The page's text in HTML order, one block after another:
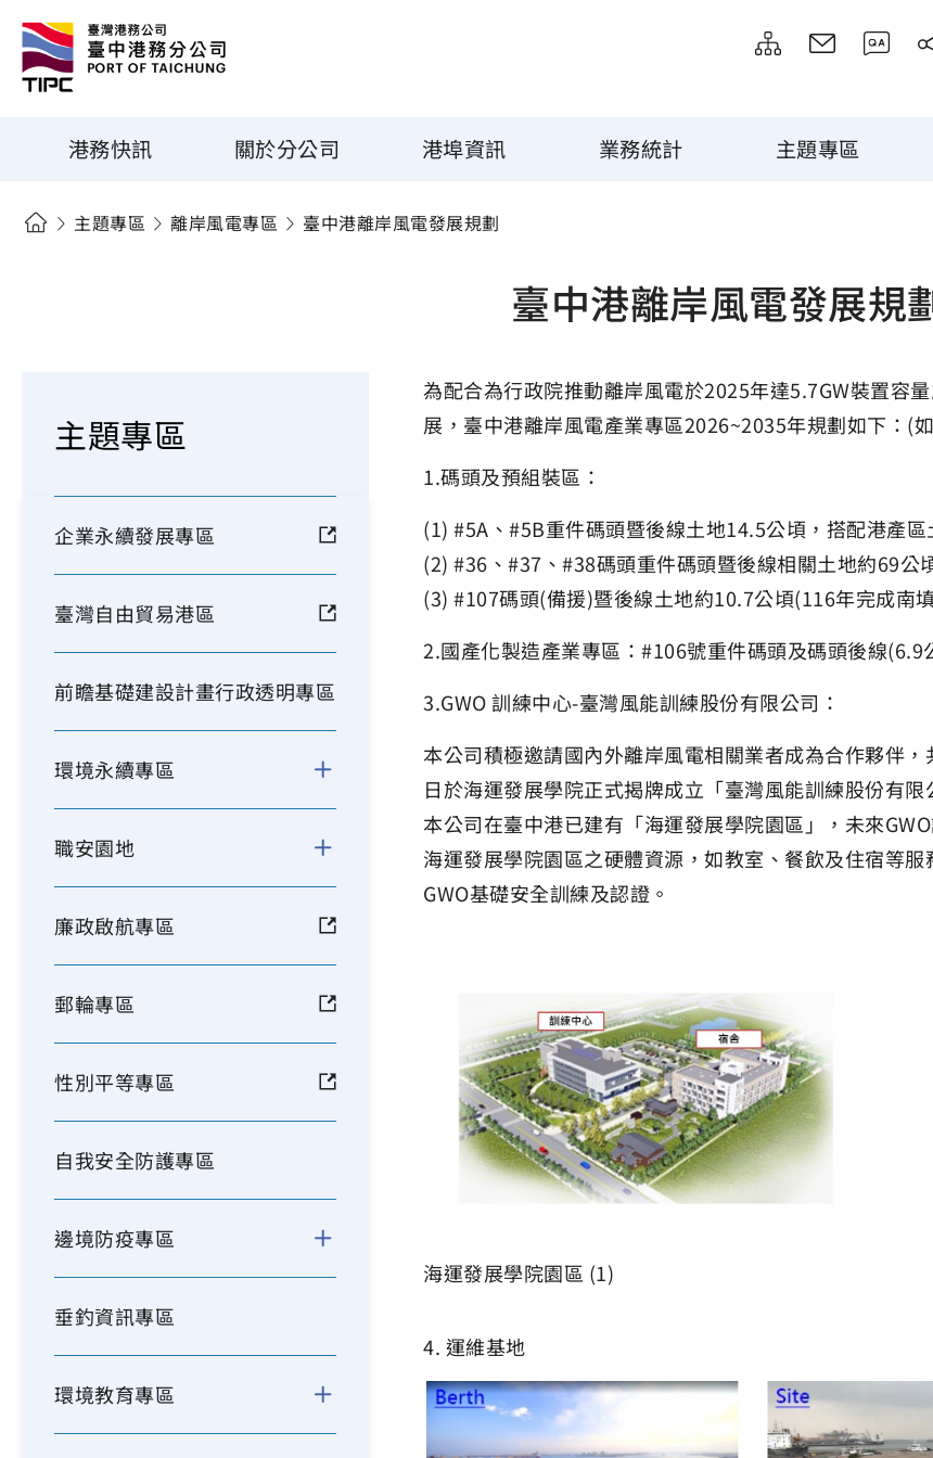
港務快訊 關於分公司 港埠資訊 業務統計 主題專區
主題專區 離岸風電專區 臺中港離岸風電發展規劃
臺中港離岸風電發展規
主題專區
企業永續發展專區
臺灣自由貿易港區
前瞻基礎建設計畫行政透明專區
環境永續專區
職安園地
廉政啟航專區
郵輪專區
性別平等專區
自我安全防護專區
邊境防疫專區
垂釣資訊專區
環境教育專區
為配合為行政院推動離岸風電於2025年達5.7GW裝置容
展，臺中港離岸風電產業專區2026~2035年規劃如下：(
1.碼頭及預組裝區：
(1) #5A、#5B重件碼頭暨後線土地14.5公頃，搭配港產
(2) #36、#37、#38碼頭重件碼頭暨後線相關土地約69公
(3) #107碼頭(備援)暨後線土地約10.7公頃(116年完成南
2.國產化製造產業專區：#106號重件碼頭及碼頭後線
3.GWO 訓練中心-臺灣風能訓練股份有限公司：
本公司積極邀請國內外離岸風電相關業者成為合作夥伴
日於海運發展學院正式揭牌成立「臺灣風能訓練股份有
本公司在臺中港已建有「海運發展學院園區」，未來
海運發展學院園區之硬體資源，如教室、餐飲及住宿等
GWO基礎安全訓練及認證。
海運發展學院園區 (1)
4. 運維基地